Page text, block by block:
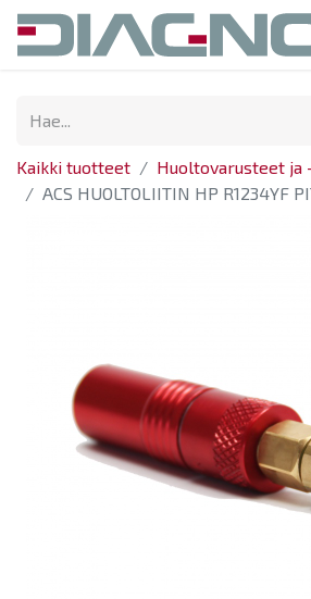
Kaikki tuotteet
Huoltovarusteet ja
ACS HUOLTOLIITIN HP R1234YF